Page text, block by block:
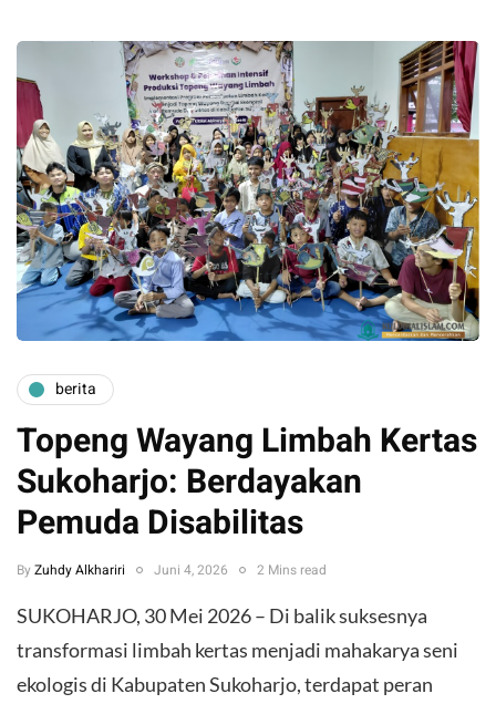
berita
Topeng Wayang Limbah Kertas
Sukoharjo: Berdayakan
Pemuda Disabilitas
By Zuhdy Alkhariri Juni 4, 2026 2 Mins read
SUKOHARJO, 30 Mei 2026 – Di balik suksesnya
transformasi limbah kertas menjadi mahakarya seni
ekologis di Kabupaten Sukoharjo, terdapat peran